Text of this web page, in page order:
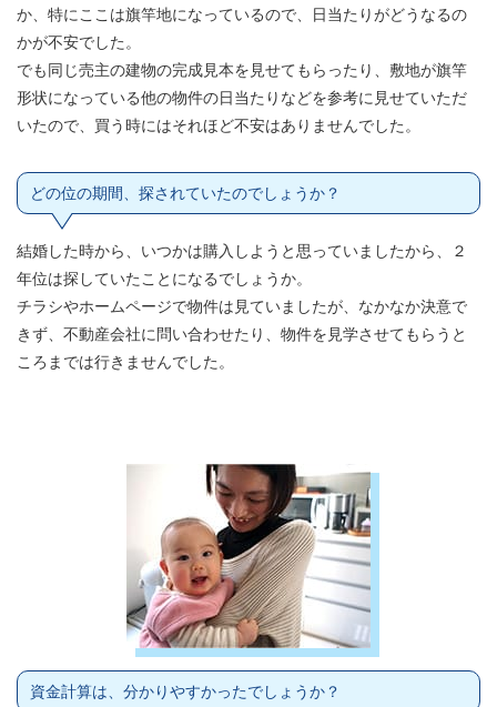
か、特にここは旗竿地になっているので、日当たりがどうなるの
かが不安でした。
でも同じ売主の建物の完成見本を見せてもらったり、敷地が旗竿
形状になっている他の物件の日当たりなどを参考に見せていただ
いたので、買う時にはそれほど不安はありませんでした。
どの位の期間、探されていたのでしょうか？
結婚した時から、いつかは購入しようと思っていましたから、２
年位は探していたことになるでしょうか。
チラシやホームページで物件は見ていましたが、なかなか決意で
きず、不動産会社に問い合わせたり、物件を見学させてもらうと
ころまでは行きませんでした。
資金計算は、分かりやすかったでしょうか？